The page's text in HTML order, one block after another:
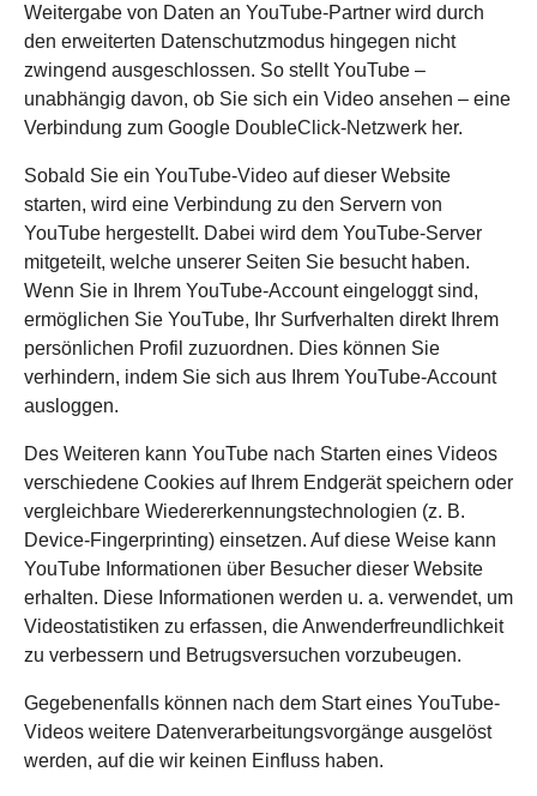
Weitergabe von Daten an YouTube-Partner wird durch
den erweiterten Datenschutzmodus hingegen nicht
zwingend ausgeschlossen. So stellt YouTube –
unabhängig davon, ob Sie sich ein Video ansehen – eine
Verbindung zum Google DoubleClick-Netzwerk her.
Sobald Sie ein YouTube-Video auf dieser Website
starten, wird eine Verbindung zu den Servern von
YouTube hergestellt. Dabei wird dem YouTube-Server
mitgeteilt, welche unserer Seiten Sie besucht haben.
Wenn Sie in Ihrem YouTube-Account eingeloggt sind,
ermöglichen Sie YouTube, Ihr Surfverhalten direkt Ihrem
persönlichen Profil zuzuordnen. Dies können Sie
verhindern, indem Sie sich aus Ihrem YouTube-Account
ausloggen.
Des Weiteren kann YouTube nach Starten eines Videos
verschiedene Cookies auf Ihrem Endgerät speichern oder
vergleichbare Wiedererkennungstechnologien (z. B.
Device-Fingerprinting) einsetzen. Auf diese Weise kann
YouTube Informationen über Besucher dieser Website
erhalten. Diese Informationen werden u. a. verwendet, um
Videostatistiken zu erfassen, die Anwenderfreundlichkeit
zu verbessern und Betrugsversuchen vorzubeugen.
Gegebenenfalls können nach dem Start eines YouTube-
Videos weitere Datenverarbeitungsvorgänge ausgelöst
werden, auf die wir keinen Einfluss haben.